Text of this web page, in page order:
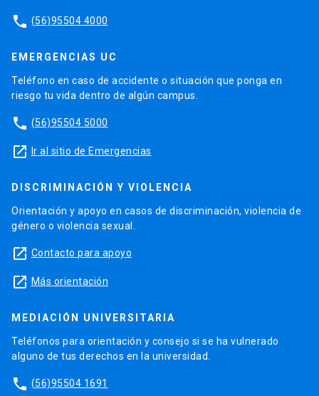
phone (56)95504 4000
EMERGENCIAS UC
Teléfono en caso de accidente o situación que ponga en
riesgo tu vida dentro de algún campus.
phone (56)95504 5000
launch Ir al sitio de Emergencias
DISCRIMINACIÓN Y VIOLENCIA
Orientación y apoyo en casos de discriminación, violencia de
género o violencia sexual.
launch Contacto para apoyo
launch Más orientación
MEDIACIÓN UNIVERSITARIA
Teléfonos para orientación y consejo si se ha vulnerado
alguno de tus derechos en la universidad.
phone (56)95504 1691